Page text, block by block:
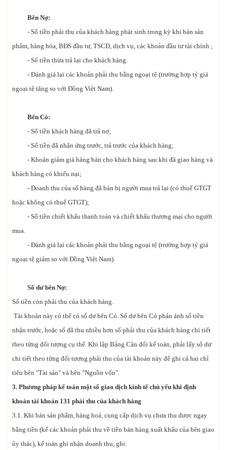
Bên Nợ:
- Số tiền phải thu của khách hàng phát sinh trong kỳ khi bán sản
phẩm, hàng hóa, BĐS đầu tư, TSCĐ, dịch vụ, các khoản đầu tư tài chính ;
- Số tiền thừa trả lại cho khách hàng.
- Đánh giá lại các khoản phải thu bằng ngoại tệ (trường hợp tỷ giá
ngoại tệ tăng so với Đồng Việt Nam).
Bên Có:
- Số tiền khách hàng đã trả nợ;
- Số tiền đã nhận ứng trước, trả trước của khách hàng;
- Khoản giảm giá hàng bán cho khách hàng sau khi đã giao hàng và
khách hàng có khiếu nại;
- Doanh thu của số hàng đã bán bị người mua trả lại (có thuế GTGT
hoặc không có thuế GTGT);
- Số tiền chiết khấu thanh toán và chiết khấu thương mại cho người
mua.
- Đánh giá lại các khoản phải thu bằng ngoại tệ (trường hợp tỷ giá
ngoại tệ giảm so với Đồng Việt Nam).
Số dư bên Nợ:
Số tiền còn phải thu của khách hàng.
Tài khoản này có thể có số dư bên Có. Số dư bên Có phản ánh số tiền
nhận trước, hoặc số đã thu nhiều hơn số phải thu của khách hàng chi tiết
theo từng đối tượng cụ thể. Khi lập Bảng Cân đối kế toán, phải lấy số dư
chi tiết theo từng đối tượng phải thu của tài khoản này để ghi cả hai chỉ
tiêu bên "Tài sản" và bên "Nguồn vốn".
3. Phương pháp kế toán một số giao dịch kinh tế chủ yếu khi định
khoản tài khoản 131 phải thu của khách hàng
3.1. Khi bán sản phẩm, hàng hoá, cung cấp dịch vụ chưa thu được ngay
bằng tiền (kể các khoản phải thu về tiền bán hàng xuất khẩu của bên giao
ủy thác), kế toán ghi nhận doanh thu, ghi: